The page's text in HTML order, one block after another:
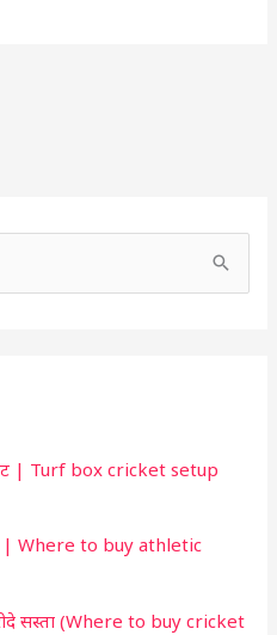
| Turf box cricket setup
| Where to buy athletic
सस्ता (Where to buy cricket